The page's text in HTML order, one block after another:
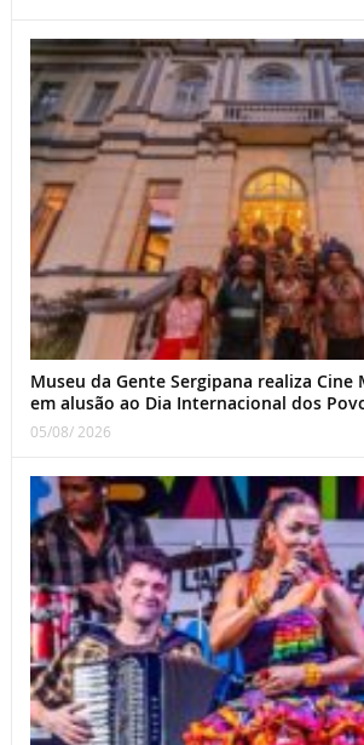
Museu da Gente Sergipana realiza Cine
em alusão ao Dia Internacional dos
05/08/ 2026